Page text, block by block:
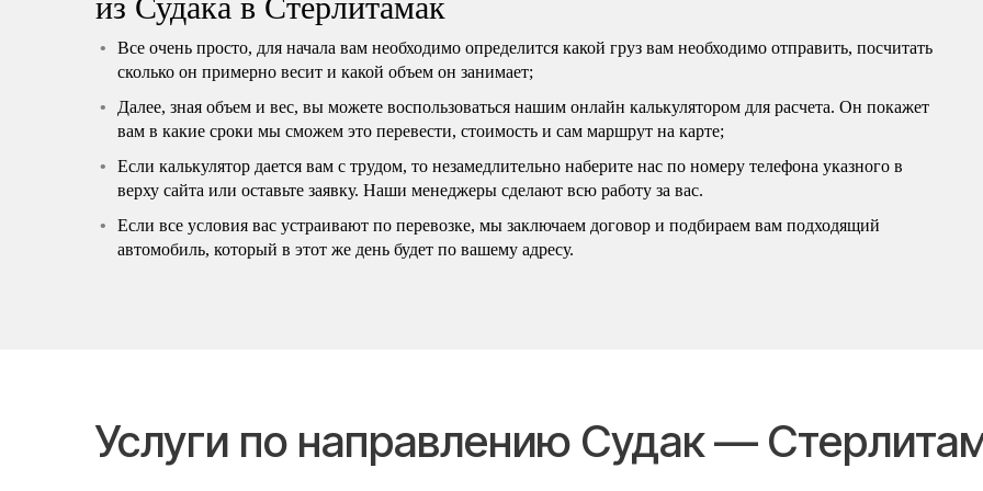
из Судака в Стерлитамак
Все очень просто, для начала вам необходимо определится какой груз вам необходимо отправить, посчитать
сколько он примерно весит и какой объем он занимает;
Далее, зная объем и вес, вы можете воспользоваться нашим онлайн калькулятором для расчета. Он покажет
вам в какие сроки мы сможем это перевести, стоимость и сам маршрут на карте;
Если калькулятор дается вам с трудом, то незамедлительно наберите нас по номеру телефона указного в
верху сайта или оставьте заявку. Наши менеджеры сделают всю работу за вас.
Если все условия вас устраивают по перевозке, мы заключаем договор и подбираем вам подходящий
автомобиль, который в этот же день будет по вашему адресу.
Услуги по направлению Судак —